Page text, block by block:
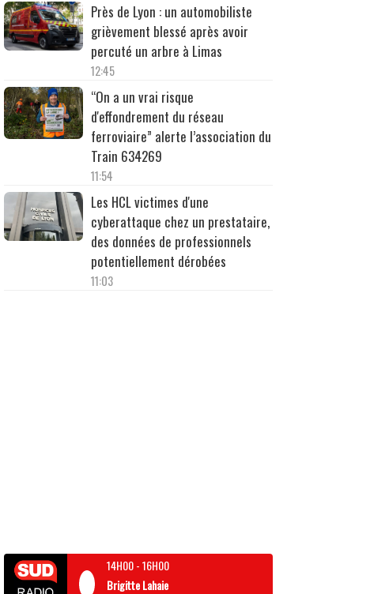
Près de Lyon : un automobiliste
grièvement blessé après avoir
percuté un arbre à Limas
12:45
“On a un vrai risque
d'effondrement du réseau
ferroviaire” alerte l’association du
Train 634269
11:54
Les HCL victimes d'une
cyberattaque chez un prestataire,
des données de professionnels
potentiellement dérobées
11:03
14H00-16H00
Brigitte Lahaie